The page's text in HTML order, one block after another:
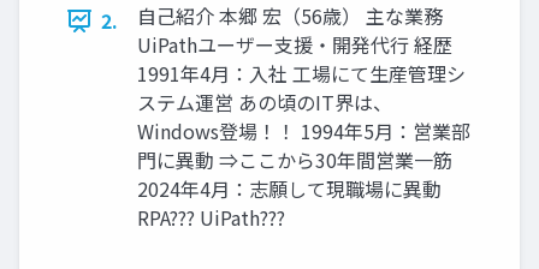
2.
自己紹介 本郷 宏（56歳） 主な業務
UiPathユーザー支援・開発代行 経歴
1991年4月：入社 工場にて生産管理シ
ステム運営 あの頃のIT界は、
Windows登場！！ 1994年5月：営業部
門に異動 ⇒ここから30年間営業一筋
2024年4月：志願して現職場に異動
RPA??? UiPath???